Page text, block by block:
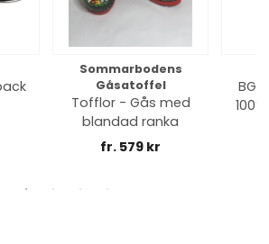
Sommarbodens
Gåsatoffel
Tofflor - Gås med
blandad ranka
fr. 579 kr